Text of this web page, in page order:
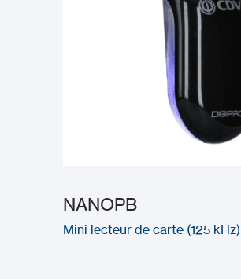
NANOPB
Mini lecteur de carte (125 kHz)